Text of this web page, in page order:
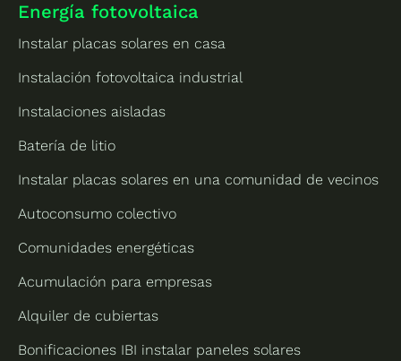
Energía fotovoltaica
Instalar placas solares en casa
Instalación fotovoltaica industrial
Instalaciones aisladas
Batería de litio
Instalar placas solares en una comunidad de vecinos
Autoconsumo colectivo
Comunidades energéticas
Acumulación para empresas
Alquiler de cubiertas
Bonificaciones IBI instalar paneles solares